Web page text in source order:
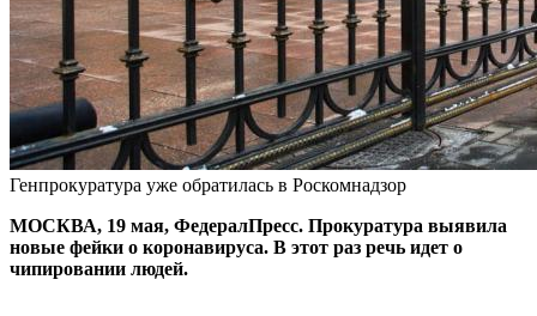
Генпрокуратура уже обратилась в Роскомнадзор
МОСКВА, 19 мая, ФедералПресс. Прокуратура выявила
новые фейки о коронавируса. В этот раз речь идет о
чипировании людей.